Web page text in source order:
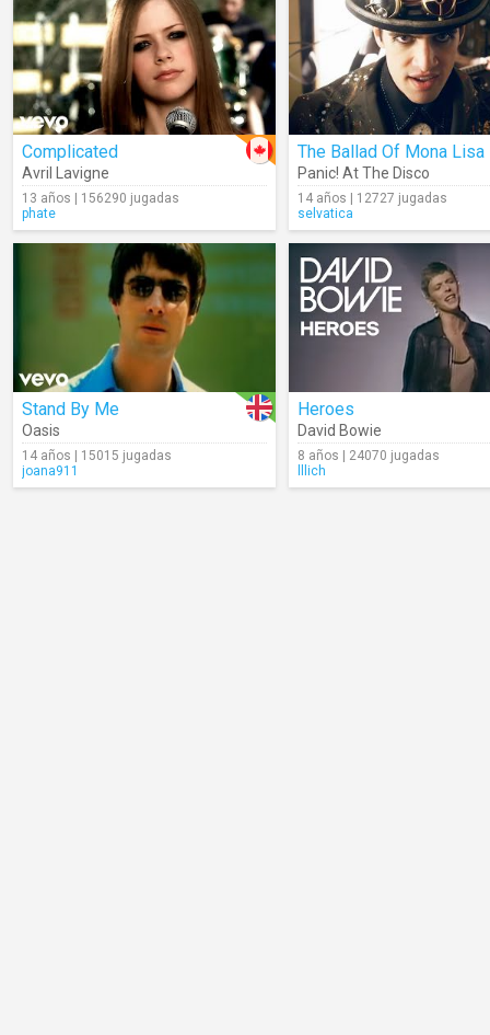
Complicated
Avril Lavigne
13 años | 156290 jugadas
phate
The Ballad Of Mona Lisa
Panic! At The Disco
14 años | 12727 jugadas
selvatica
Stand By Me
Oasis
14 años | 15015 jugadas
joana911
Heroes
David Bowie
8 años | 24070 jugadas
lllich